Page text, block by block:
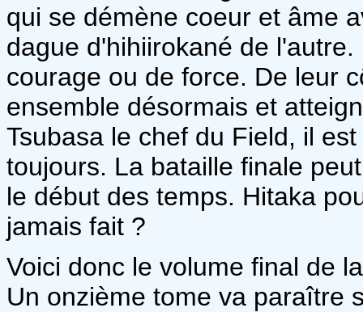
qui se démène coeur et âme
dague d'hihiirokané de
courage ou de force. De leur
ensemble désormais et
Tsubasa le chef du Field, il
toujours. La bataille finale
le début des temps. Hitaka
jamais fait ?
Voici donc le volume final de
Un onzième tome va paraître